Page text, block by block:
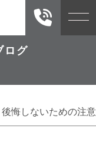
ログ
悔しないための注